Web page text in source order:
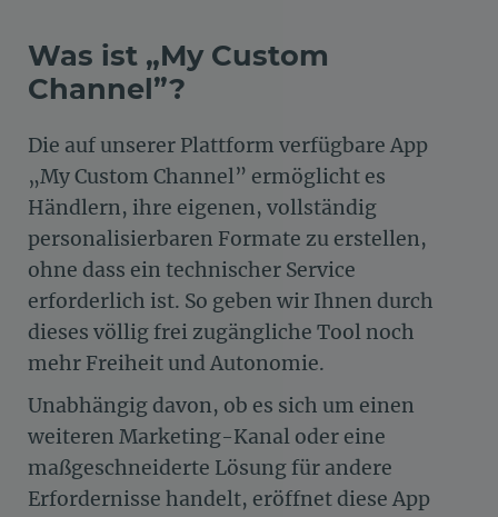
Was ist „My Custom
Channel”?
Die auf unserer Plattform verfügbare App
„My Custom Channel” ermöglicht es
Händlern, ihre eigenen, vollständig
personalisierbaren Formate zu erstellen,
ohne dass ein technischer Service
erforderlich ist. So geben wir Ihnen durch
dieses völlig frei zugängliche Tool noch
mehr Freiheit und Autonomie.
Unabhängig davon, ob es sich um einen
weiteren Marketing-Kanal oder eine
maßgeschneiderte Lösung für andere
Erfordernisse handelt, eröffnet diese App